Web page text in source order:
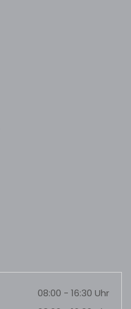
08:00 - 16:30 Uhr